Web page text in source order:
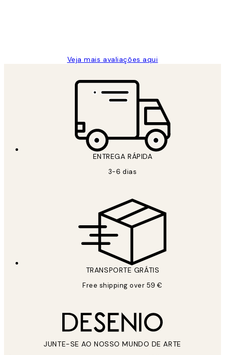
Veja mais avaliações aqui
ENTREGA RÁPIDA
3-6 dias
TRANSPORTE GRÁTIS
Free shipping over 59 €
JUNTE-SE AO NOSSO MUNDO DE ARTE